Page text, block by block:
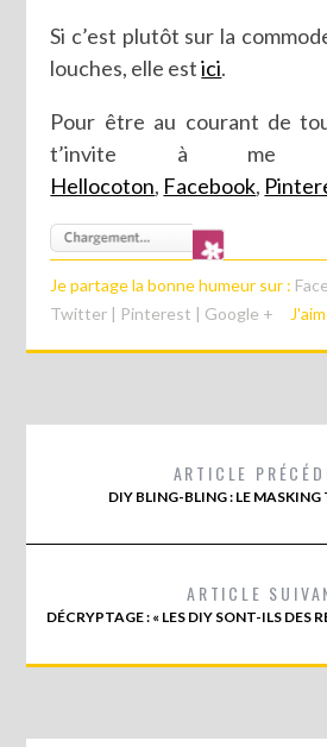
Si c’est plutôt sur la
louches, elle estici.
Pour être au courant de
t’invite à me
Hellocoton, Facebook,
Je partage la bonne humeur sur :
Twitter | Pinterest | Google +
ARTICLE
DIY BLING-BLING : LE MASKING
ARTICLE
DÉCRYPTAGE : « LES DIY SONT-ILS DES